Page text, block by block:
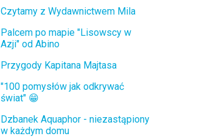
Czytamy z Wydawnictwem Mila
Palcem po mapie "Lisowscy w
Azji" od Abino
Przygody Kapitana Majtasa
"100 pomysłów jak odkrywać
świat" 😁
Dzbanek Aquaphor - niezastąpiony
w każdym domu